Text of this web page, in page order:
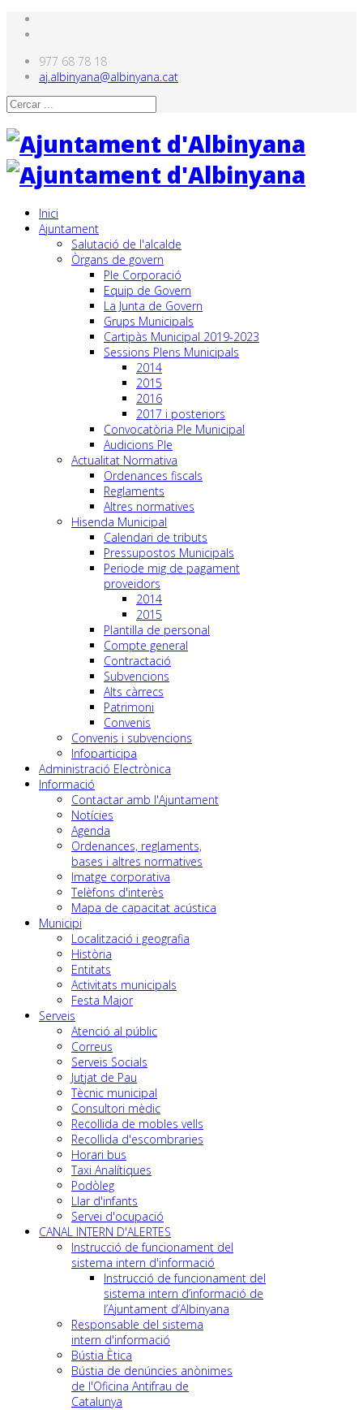
977 68 78 18
aj.albinyana@albinyana.cat
Inici
Ajuntament
Salutació de l'alcalde
Òrgans de govern
Ple Corporació
Equip de Govern
La Junta de Govern
Grups Municipals
Cartipàs Municipal 2019-2023
Sessions Plens Municipals
2014
2015
2016
2017 i posteriors
Convocatòria Ple Municipal
Audicions Ple
Actualitat Normativa
Ordenances fiscals
Reglaments
Altres normatives
Hisenda Municipal
Calendari de tributs
Pressupostos Municipals
Periode mig de pagament
proveidors
2014
2015
Plantilla de personal
Compte general
Contractació
Subvencions
Alts càrrecs
Patrimoni
Convenis
Convenis i subvencions
Infoparticipa
Administració Electrònica
Informació
Contactar amb l'Ajuntament
Notícies
Agenda
Ordenances, reglaments,
bases i altres normatives
Imatge corporativa
Telèfons d'interès
Mapa de capacitat acústica
Municipi
Localització i geografia
Història
Entitats
Activitats municipals
Festa Major
Serveis
Atenció al públic
Correus
Serveis Socials
Jutjat de Pau
Tècnic municipal
Consultori mèdic
Recollida de mobles vells
Recollida d'escombraries
Horari bus
Taxi Analítiques
Podòleg
Llar d'infants
Servei d'ocupació
CANAL INTERN D'ALERTES
Instrucció de funcionament del
sistema intern d'informació
Instrucció de funcionament del
sistema intern d’informació de
l’Ajuntament d’Albinyana
Responsable del sistema
intern d'informació
Bústia Ètica
Bústia de denúncies anònimes
de l'Oficina Antifrau de
Catalunya